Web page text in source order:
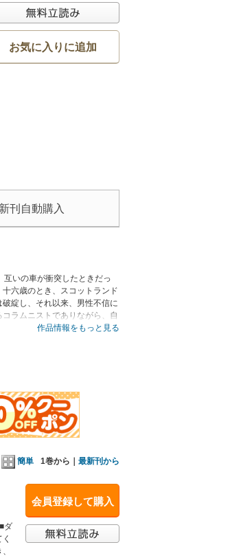
お気に入りに追加
新刊自動購入
いの車が衝突したときだっ
六歳のとき、スコットランド
綻し、それ以来、男性不信に
ラムニストでありながら、自
二人はかつてのリーのよう
作品情報をもっと見る
簡単 1巻から｜ 最新刊から
会員登録して購入
ダ